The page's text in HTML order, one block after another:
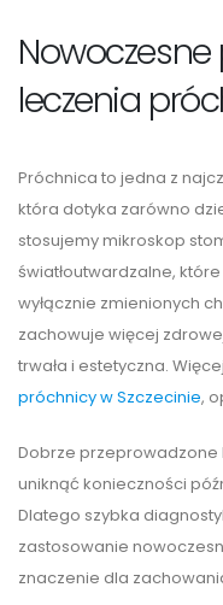
leczenia
Próchnica to jedna z
która dotyka zarówno
stosujemy mikroskop
światłoutwardzalne,
wyłącznie zmienionych
zachowuje więcej
trwała i estetyczna.
próchnicy w Szczecinie,
Dobrze
uniknąć konieczności
Dlatego szybka
zastosowanie
znaczenie dla